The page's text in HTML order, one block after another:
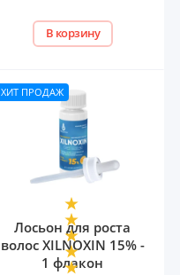
В корзину
ХИТ ПРОДАЖ
Лосьон для роста
волос XILNOXIN 15% -
1 флакон